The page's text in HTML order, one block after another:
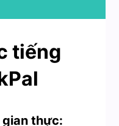
tiếng
gian thực: